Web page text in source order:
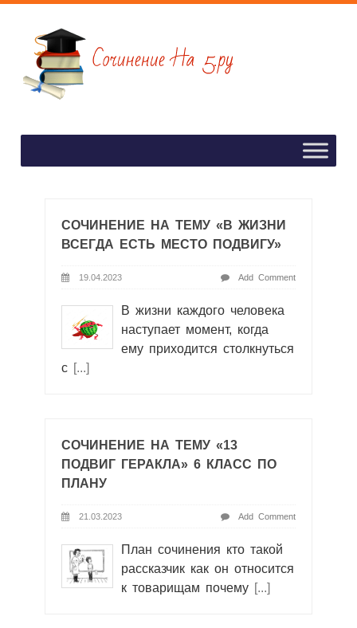
СОЧИНЕНИЕ НА ТЕМУ «В ЖИЗНИ
ВСЕГДА ЕСТЬ МЕСТО ПОДВИГУ»
19.04.2023 Add Comment
В жизни каждого человека
наступает момент, когда
ему приходится столкнуться
с [...]
СОЧИНЕНИЕ НА ТЕМУ «13
ПОДВИГ ГЕРАКЛА» 6 КЛАСС ПО
ПЛАНУ
21.03.2023 Add Comment
План сочинения кто такой
рассказчик как он относится
к товарищам почему [...]